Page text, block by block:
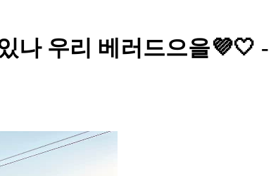
나 우리 베러드으을💜🤍